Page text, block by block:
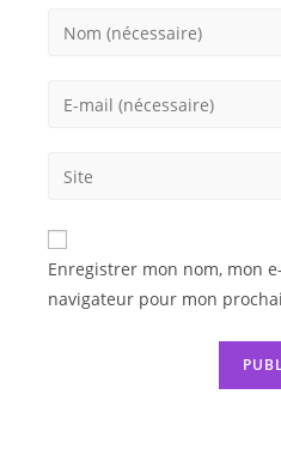
Enregistrer mon nom, mon
navigateur pour mon